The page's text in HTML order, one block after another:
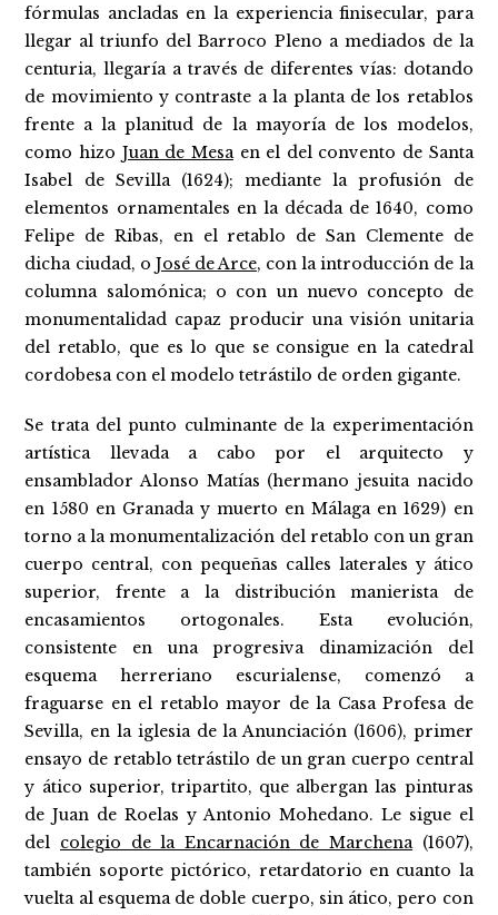
fórmulas ancladas en la experiencia finisecular, para
llegar al triunfo del Barroco Pleno a mediados de la
centuria, llegaría a través de diferentes vías: dotando
de movimiento y contraste a la planta de los retablos
frente a la planitud de la mayoría de los modelos,
como hizo Juan de Mesaen el del convento de Santa
Isabel de Sevilla (1624); mediante la profusión de
elementos ornamentales en la década de 1640, como
Felipe de Ribas, en el retablo de San Clemente de
dicha ciudad, o José de Arce, con la introducción de la
columna salomónica; o con un nuevo concepto de
monumentalidad capaz producir una visión unitaria
del retablo, que es lo que se consigue en la catedral
cordobesa con el modelo tetrástilo de orden gigante.
Se trata del punto culminante de la experimentación
artística llevada a cabo por el arquitecto y
ensamblador Alonso Matías (hermano jesuita nacido
en 1580 en Granada y muerto en Málaga en 1629) en
torno a la monumentalización del retablo con un gran
cuerpo central, con pequeñas calles laterales y ático
superior, frente a la distribución manierista de
encasamientos ortogonales. Esta evolución,
consistente en una progresiva dinamización del
esquema herreriano escurialense, comenzó a
fraguarse en el retablo mayor de la Casa Profesa de
Sevilla, en la iglesia de la Anunciación (1606), primer
ensayo de retablo tetrástilo de un gran cuerpo central
y ático superior, tripartito, que albergan las pinturas
de Juan de Roelas y Antonio Mohedano. Le sigue el
del colegio de la Encarnación de Marchena(1607),
también soporte pictórico, retardatorio en cuanto la
vuelta al esquema de doble cuerpo, sin ático, pero con